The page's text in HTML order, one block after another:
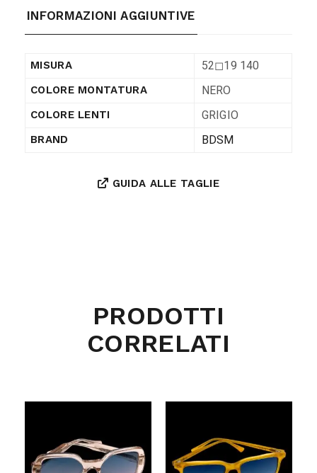
INFORMAZIONI AGGIUNTIVE
MISURA 52◻︎19 140
COLORE MONTATURA NERO
COLORE LENTI GRIGIO
BRAND BDSM
GUIDA ALLE TAGLIE
PRODOTTI
CORRELATI